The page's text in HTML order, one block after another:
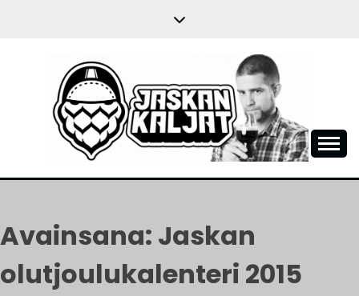
JASKANKALJAT
Avainsana: Jaskan
olutjoulukalenteri 2015